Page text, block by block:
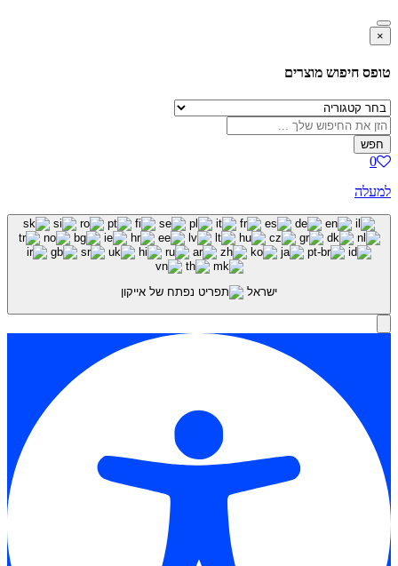
×
טופס חיפוש מוצרים
חפש
0
למעלה
ישראל